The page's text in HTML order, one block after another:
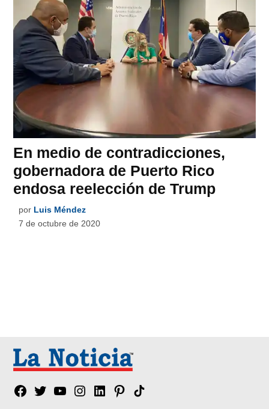
En medio de contradicciones,
gobernadora de Puerto Rico
endosa reelección de Trump
por Luis Méndez
7 de octubre de 2020
Facebook
TwitterYouTubeInstagram
LinkedinPinterest
Tik